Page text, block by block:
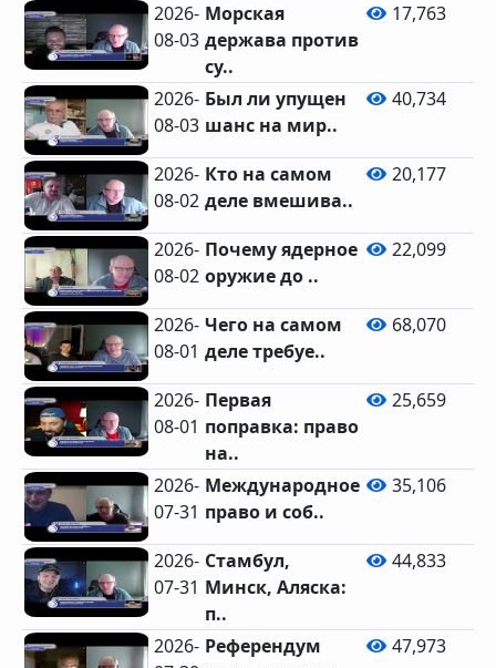
2026-
08-03
Морская
держава против
су..
17,763
2026-
08-03
Был ли упущен
шанс на мир..
40,734
2026-
08-02
Кто на самом
деле вмешива..
20,177
2026-
08-02
Почему ядерное
оружие до ..
22,099
2026-
08-01
Чего на самом
деле требуе..
68,070
2026-
08-01
Первая
поправка: право
на..
25,659
2026-
07-31
Международное
право и соб..
35,106
2026-
07-31
Стамбул,
Минск, Аляска:
п..
44,833
2026- Референдум
47,973